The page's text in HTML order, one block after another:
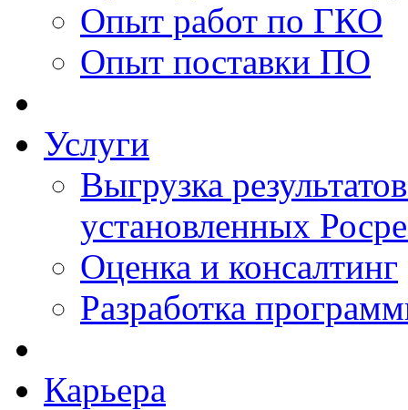
Опыт работ по ГКО
Опыт поставки ПО
Услуги
Выгрузка
установленных
Оценка и консалтинг
Разработка
Карьера